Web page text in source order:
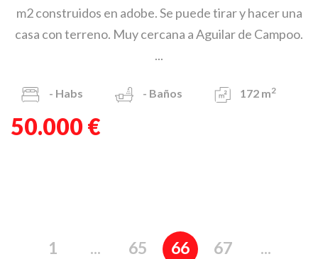
m2 construidos en adobe. Se puede tirar y hacer una
casa con terreno. Muy cercana a Aguilar de Campoo.
...
- Habs - Baños 172 m2
50.000 €
1 ... 65 66 67
...